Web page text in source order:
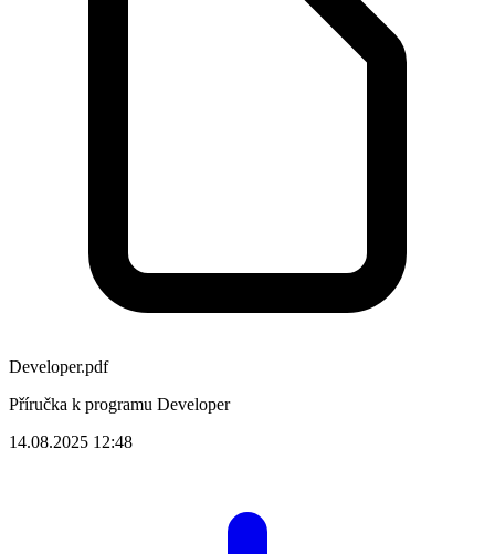
Developer.pdf
Příručka k programu Developer
14.08.2025 12:48